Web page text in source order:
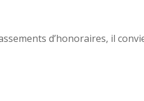
d’honoraires, il